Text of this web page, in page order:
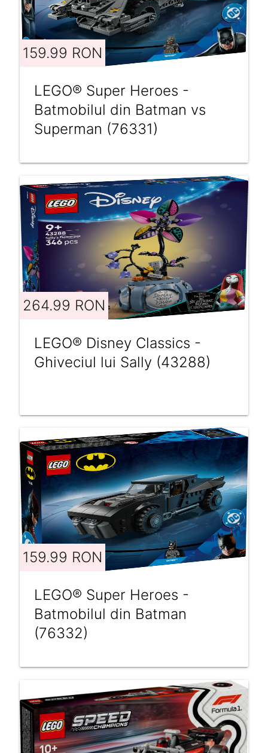
159.99 RON
LEGO® Super Heroes -
Batmobilul din Batman vs
Superman (76331)
264.99 RON
LEGO® Disney Classics -
Ghiveciul lui Sally (43288)
159.99 RON
LEGO® Super Heroes -
Batmobilul din Batman
(76332)